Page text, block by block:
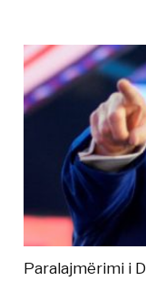
Paralajmërimi i